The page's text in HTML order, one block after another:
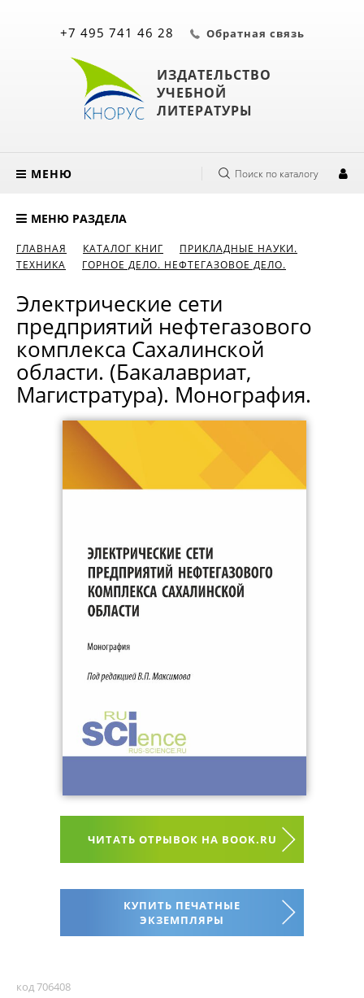
ИЗДАТЕЛЬСТВО
УЧЕБНОЙ
ЛИТЕРАТУРЫ
+7 495 741 46 28 Обратная связь
МЕНЮ Поиск по каталогу
МЕНЮ РАЗДЕЛА
ГЛАВНАЯ КАТАЛОГ КНИГ
ПРИКЛАДНЫЕ НАУКИ.
ТЕХНИКА
ГОРНОЕ ДЕЛО. НЕФТЕГАЗОВОЕ ДЕЛО.
Электрические сети
предприятий нефтегазового
комплекса Сахалинской
области. (Бакалавриат,
Магистратура). Монография.
ЧИТАТЬ ОТРЫВОК НА BOOK.RU
КУПИТЬ ПЕЧАТНЫЕ
ЭКЗЕМПЛЯРЫ
код 706408